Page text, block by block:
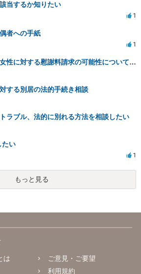
当するか知りたい
1
者への手紙
1
夫の不貞と同居女性に対する慰謝料請求の可能性について相談
する別居の法的手続き相談
ラブル、法的に別れる方法を相談したい
たい
1
もっと見る
は
ご意見・ご要望
利用規約